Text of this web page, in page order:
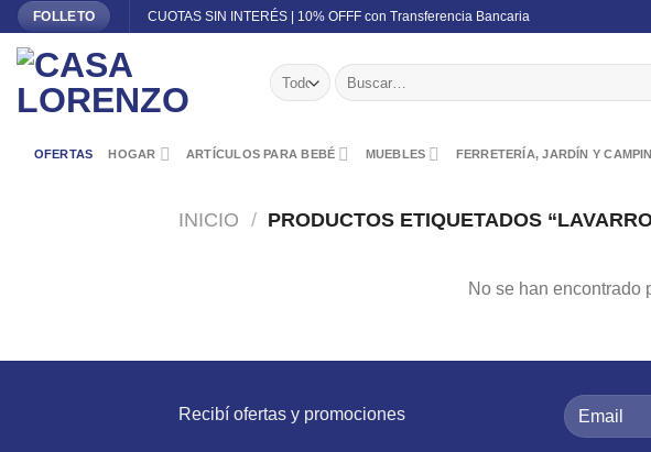
Skip
content
FOLLETO CUOTAS SIN INTERÉS | 10% OFFF con Transferencia Bancaria
Buscar
por:
OFERTAS HOGAR ARTÍCULOS PARA BEBÉ MUEBLES FERRETERÍA, JARDÍN Y
INICIO / PRODUCTOS ETIQUETADOS
No se han encontrado
Recibí ofertas y promociones